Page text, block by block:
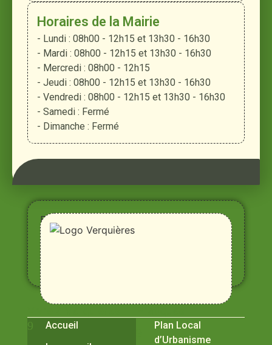
Horaires de la Mairie
- Lundi : 08h00 - 12h15 et 13h30 - 16h30
- Mardi : 08h00 - 12h15 et 13h30 - 16h30
- Mercredi : 08h00 - 12h15
- Jeudi : 08h00 - 12h15 et 13h30 - 16h30
- Vendredi : 08h00 - 12h15 et 13h30 - 16h30
- Samedi : Fermé
- Dimanche : Fermé
Entre
Rhône,
Alpilles
et
Durance
Accueil
Plan Local
d’Urbanisme